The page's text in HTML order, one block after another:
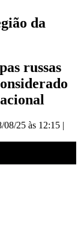
da
russas
08/25 às 12:15 |